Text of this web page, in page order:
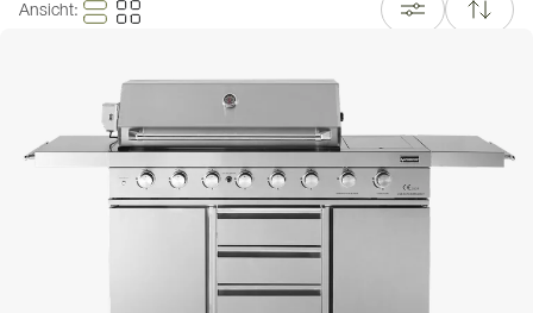
benötigen oder wie Sie Ihre Küche am besten zusammenstellen? Unser
steht Ihnen mit Rat und Tat zur Seite und
Tipp: Sie möchten direkt loslegen? Werfen Sie einen Blick auf unsere
fertigen Outdoorküchenpakete– durchdachte Komplettlösungen, die
Design, Funktion und Komfort optimal vereinen.
Ansicht: